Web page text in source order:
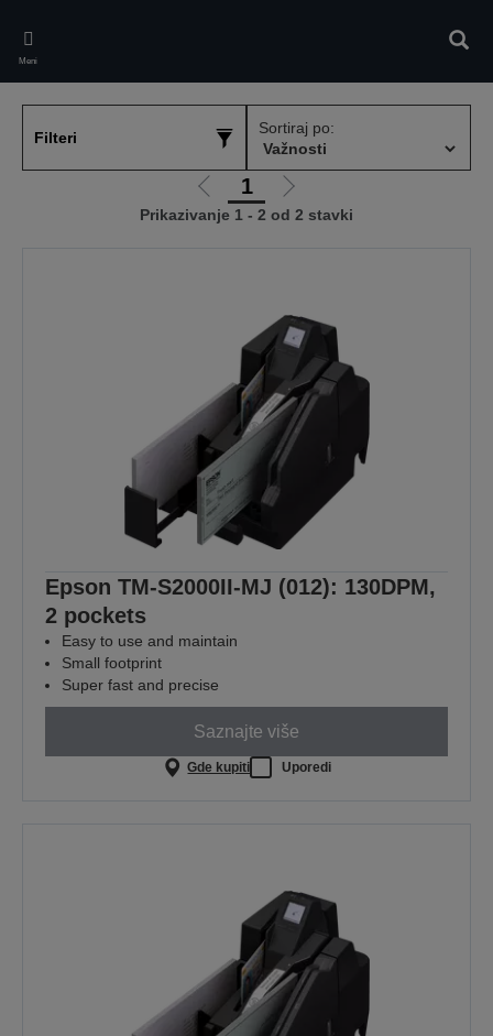
main
content
Meni
Filteri
Sortiraj po:
Idi
na
1
Idi
na
Prikazivanje 1 - 2 od 2 stavki
Epson TM-S2000II-MJ (012): 130DPM,
2 pockets
Easy to use and maintain
Small footprint
Super fast and precise
Saznajte više
Gde kupiti Uporedi